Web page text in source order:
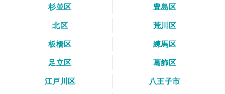
杉並区
豊島区
北区
荒川区
板橋区
練馬区
足立区
葛飾区
江戸川区
八王子市